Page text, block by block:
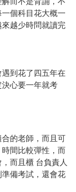
個科目花大概一
越少時問就讀完
到花了四五年在
心要一年就考
的老師，而且可
間比較彈性，而
而且櫃 台負責人
備考試，還會花